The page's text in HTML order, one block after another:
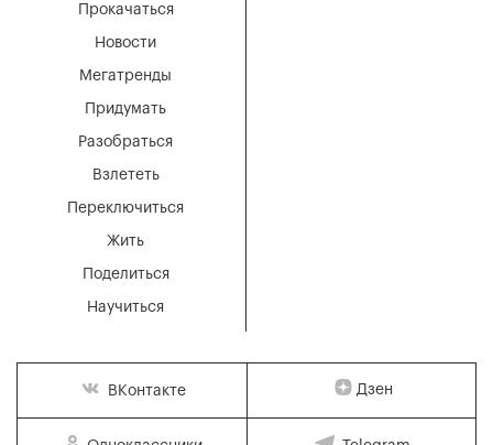
Мегатренды
Придумать
Разобраться
Взлететь
Новости
Переключиться
Жить
Поделиться
Научиться
Прокачаться
ВКонтакте Дзен